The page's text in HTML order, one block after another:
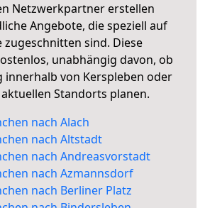
Netzwerkpartner erstellen
Angebote, die speziell auf
sind. Diese
unabhängig davon, ob
innerhalb von Kerspleben oder
Standorts planen.
nach Alach
nach Altstadt
nach Andreasvorstadt
nach Azmannsdorf
nach Berliner Platz